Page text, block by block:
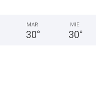
MAR
30°
MIE
30°